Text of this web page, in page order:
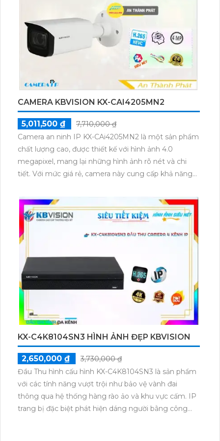
lượng Hồng Ngoại Smart IR, cho phép quan sát một
cách rõ nét và chất lượng cao ngay cả trong điều
kiện ánh sáng yếu.
CAMERA KBVISION KX-CAI4205MN2
5,011,500 ₫
7,710,000 ₫
Camera an ninh IP KX-CAi4205MN2 là một sản phẩm
chất lượng cao, được thiết kế với hình ảnh 4.0
megapixel, mang lại những hình ảnh rõ nét và chi
tiết. Với mức giá rẻ, camera này cung cấp khả năng
cả trong ban ngày và ban đêm. Camera được trang
bị công nghệ Hồng Ngoại SMD, giúp hình ảnh sáng
hơn và rõ ràng hơn. Sử dụng cảm biến Sony STARVIS
CMOS, camera cung cấp màu sắc trung thực và chất
lượng mở rộng. Với công nghệ IP, camera này có thể
truyền dữ liệu qua mạng và giúp bạn xem và quản lý
hình ảnh từ xa thông qua smartphone hoặc máy
tính. Camera an ninh IP KX-CAi4205MN2 là lựa chọn
tối ưu để đảm bảo an ninh và giám sát chất lượng.
KX-C4K8104SN3 HÌNH ẢNH ĐẸP KBVISION
2,650,000 ₫
3,730,000 ₫
Đầu Thu hình cấu hình KX-C4K8104SN3 là sản phẩm
với các tính năng vượt trội như bảo vệ vành đai
thông qua hệ thống hàng rào ảo và khu vực cấm. IP
trang bị đặc biệt phát hiện dáng người bằng công